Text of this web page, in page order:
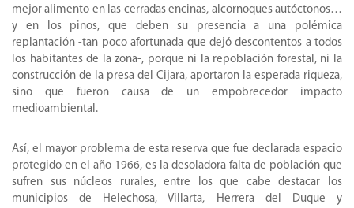
mejor alimento en las cerradas encinas, alcornoques autóctonos…
y en los pinos, que deben su presencia a una polémica
replantación -tan poco afortunada que dejó descontentos a todos
los habitantes de la zona-, porque ni la repoblación forestal, ni la
construcción de la presa del Cijara, aportaron la esperada riqueza,
sino que fueron causa de un empobrecedor impacto
medioambiental.
Así, el mayor problema de esta reserva que fue declarada espacio
protegido en el año 1966, es la desoladora falta de población que
sufren sus núcleos rurales, entre los que cabe destacar los
municipios de Helechosa, Villarta, Herrera del Duque y